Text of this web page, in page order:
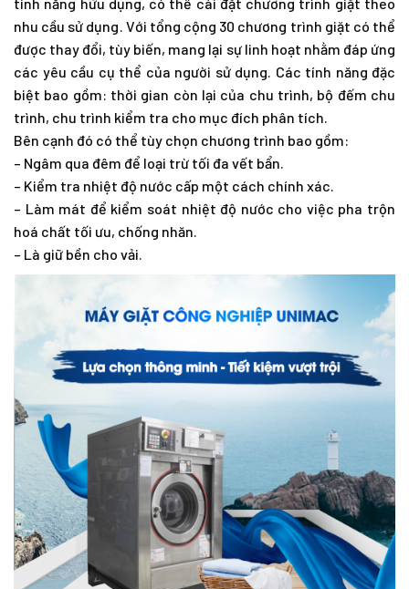
nhu cầu sử dụng. Với tổng cộng 30 chương trình giặt có thể
được thay đổi, tùy biến, mang lại sự linh hoạt nhằm đáp ứng
các yêu cầu cụ thể của người sử dụng. Các tính năng đặc
biệt bao gồm: thời gian còn lại của chu trình, bộ đếm chu
trình, chu trình kiểm tra cho mục đích phân tích.
Bên cạnh đó có thể tùy chọn chương trình bao gồm:
– Ngâm qua đêm để loại trừ tối đa vết bẩn.
– Kiểm tra nhiệt độ nước cấp một cách chính xác.
– Làm mát để kiểm soát nhiệt độ nước cho việc pha trộn
hoá chất tối ưu, chống nhăn.
– Là giữ bền cho vải.